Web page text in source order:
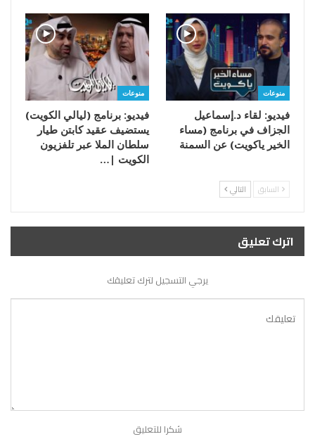
منوعات
فيديو: لقاء د.إسماعيل
الجزاف في برنامج (مساء
الخير ياكويت) عن السمنة
منوعات
فيديو: برنامج (ليالي الكويت)
يستضيف عقيد كابتن طيار
سلطان الملا عبر تلفزيون
الكويت |…
السابق التالي
اترك تعليق
يرجي التسجيل لترك تعليقك
شكرا للتعليق